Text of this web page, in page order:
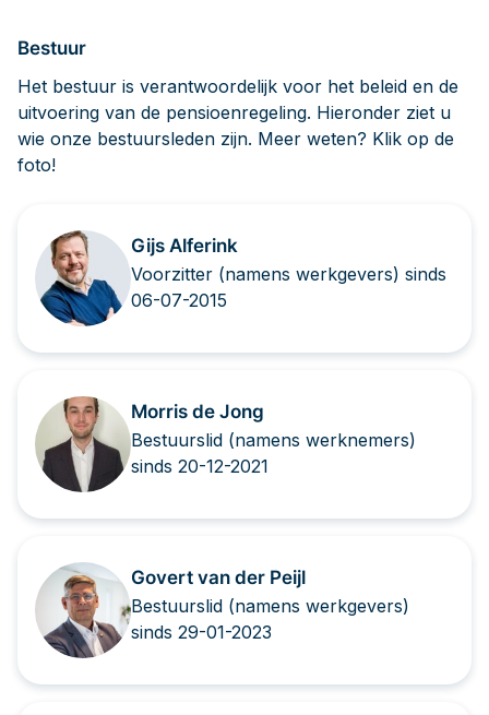
Bestuur
Het bestuur is verantwoordelijk voor het beleid en de
uitvoering van de pensioenregeling. Hieronder ziet u
wie onze bestuursleden zijn. Meer weten? Klik op de
foto!
Gijs Alferink
Voorzitter (namens werkgevers) sinds
06-07-2015
Morris de Jong
Bestuurslid (namens werknemers)
sinds 20-12-2021
Govert van der Peijl
Bestuurslid (namens werkgevers)
sinds 29-01-2023